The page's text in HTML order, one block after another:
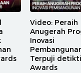
Video: Peraih
Anugerah
Inovasi
Terpuji
Awards